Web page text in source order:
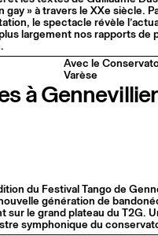
» à travers le XXe siècle.
le spectacle révèle
largement nos rapports de
Avec le
Varèse
à
du Festival Tango de
génération de
sur le grand plateau du T2G.
symphonique du